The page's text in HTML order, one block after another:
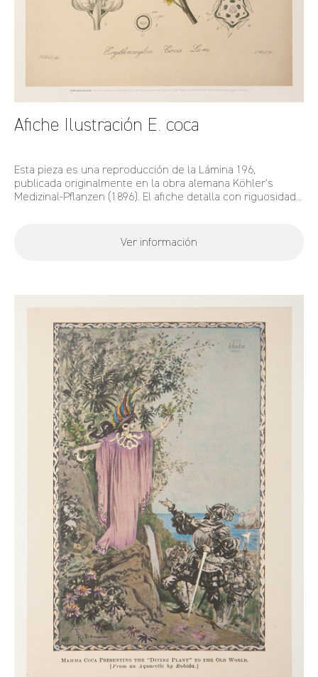
Afiche Ilustración E. coca
Esta pieza es una reproducción de la Lámina 196,
publicada originalmente en la obra alemana Köhler's
Medizinal-Pflanzen (1896). El afiche detalla con riguosidad
Ver información